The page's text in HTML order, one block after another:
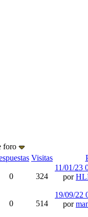
foro
Visitas
0 324
11/01/23
por
0 514
19/09/22
por